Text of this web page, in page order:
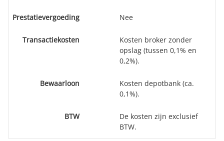
Prestatievergoeding Nee
Transactiekosten
Kosten broker zonder
opslag (tussen 0,1% en
0,2%).
Bewaarloon
Kosten depotbank (ca.
0,1%).
BTW
De kosten zijn exclusief
BTW.